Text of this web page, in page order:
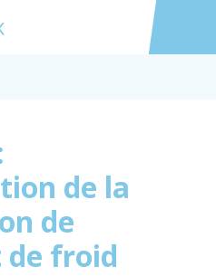
Accéder
de la
de
froid